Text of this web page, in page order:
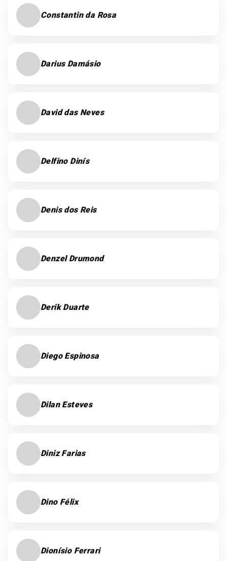
Constantin da Rosa
Darius Damásio
David das Neves
Delfino Dinís
Denis dos Reis
Denzel Drumond
Derik Duarte
Diego Espinosa
Dilan Esteves
Diniz Farias
Dino Félix
Dionísio Ferrari